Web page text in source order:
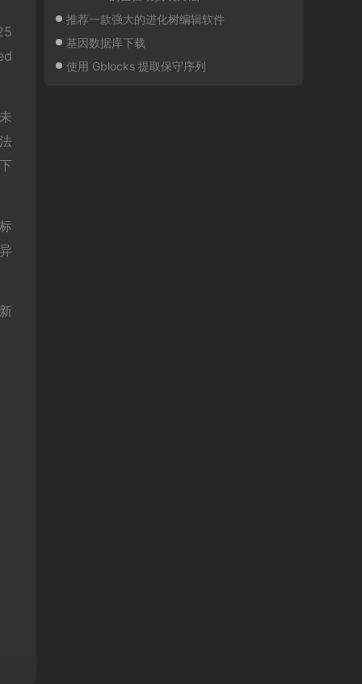
推荐一款强大的进化树编辑软件
基因数据库下载
使用 Gblocks 提取保守序列